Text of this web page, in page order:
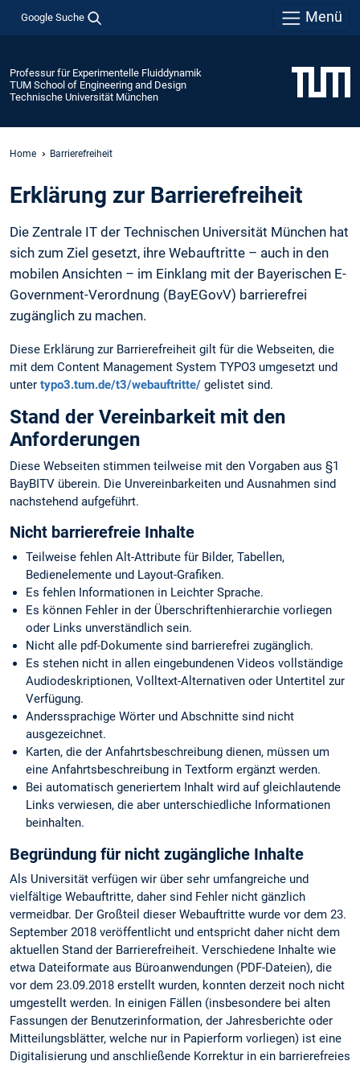
Google Suche Menü
Professur für Experimentelle Fluiddynamik
TUM School of Engineering and Design
Technische Universität München
Home Barrierefreiheit
Erklärung zur Barrierefreiheit
Die Zentrale IT der Technischen Universität München hat
sich zum Ziel gesetzt, ihre Webauftritte – auch in den
mobilen Ansichten – im Einklang mit der Bayerischen E-
Government-Verordnung (BayEGovV) barrierefrei
zugänglich zu machen.
Diese Erklärung zur Barrierefreiheit gilt für die Webseiten, die
mit dem Content Management System TYPO3 umgesetzt und
unter typo3.tum.de/t3/webauftritte/ gelistet sind.
Stand der Vereinbarkeit mit den
Anforderungen
Diese Webseiten stimmen teilweise mit den Vorgaben aus §1
BayBITV überein. Die Unvereinbarkeiten und Ausnahmen sind
nachstehend aufgeführt.
Nicht barrierefreie Inhalte
Teilweise fehlen Alt-Attribute für Bilder, Tabellen,
Bedienelemente und Layout-Grafiken.
Es fehlen Informationen in Leichter Sprache.
Es können Fehler in der Überschriftenhierarchie vorliegen
oder Links unverständlich sein.
Nicht alle pdf-Dokumente sind barrierefrei zugänglich.
Es stehen nicht in allen eingebundenen Videos vollständige
Audiodeskriptionen, Volltext-Alternativen oder Untertitel zur
Verfügung.
Anderssprachige Wörter und Abschnitte sind nicht
ausgezeichnet.
Karten, die der Anfahrtsbeschreibung dienen, müssen um
eine Anfahrtsbeschreibung in Textform ergänzt werden.
Bei automatisch generiertem Inhalt wird auf gleichlautende
Links verwiesen, die aber unterschiedliche Informationen
beinhalten.
Begründung für nicht zugängliche Inhalte
Als Universität verfügen wir über sehr umfangreiche und
vielfältige Webauftritte, daher sind Fehler nicht gänzlich
vermeidbar. Der Großteil dieser Webauftritte wurde vor dem 23.
September 2018 veröffentlicht und entspricht daher nicht dem
aktuellen Stand der Barrierefreiheit. Verschiedene Inhalte wie
etwa Dateiformate aus Büroanwendungen (PDF-Dateien), die
vor dem 23.09.2018 erstellt wurden, konnten derzeit noch nicht
umgestellt werden. In einigen Fällen (insbesondere bei alten
Fassungen der Benutzerinformation, der Jahresberichte oder
Mitteilungsblätter, welche nur in Papierform vorliegen) ist eine
Digitalisierung und anschließende Korrektur in ein barrierefreies